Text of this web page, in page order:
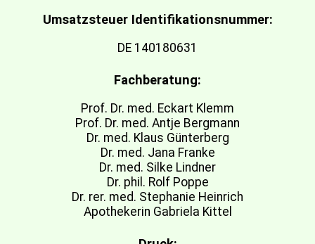
Umsatzsteuer Identifikationsnummer:
DE 140180631
Fachberatung:
Prof. Dr. med. Eckart Klemm
Prof. Dr. med. Antje Bergmann
Dr. med. Klaus Günterberg
Dr. med. Jana Franke
Dr. med. Silke Lindner
Dr. phil. Rolf Poppe
Dr. rer. med. Stephanie Heinrich
Apothekerin Gabriela Kittel